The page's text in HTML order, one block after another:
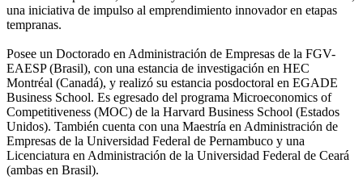
una iniciativa de impulso al emprendimiento innovador en etapas
tempranas.
Posee un Doctorado en Administración de Empresas de la FGV-
EAESP (Brasil), con una estancia de investigación en HEC
Montréal (Canadá), y realizó su estancia posdoctoral en EGADE
Business School. Es egresado del programa Microeconomics of
Competitiveness (MOC) de la Harvard Business School (Estados
Unidos). También cuenta con una Maestría en Administración de
Empresas de la Universidad Federal de Pernambuco y una
Licenciatura en Administración de la Universidad Federal de Ceará
(ambas en Brasil).